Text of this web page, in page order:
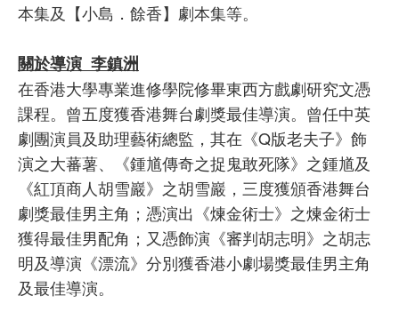
本集及【小島．餘香】劇本集等。
關於導演 李鎮洲
在香港大學專業進修學院修畢東西方戲劇研究文憑
課程。曾五度獲香港舞台劇獎最佳導演。曾任中英
劇團演員及助理藝術總監，其在《Q版老夫子》飾
演之大蕃薯、《鍾馗傳奇之捉鬼敢死隊》之鍾馗及
《紅頂商人胡雪巖》之胡雪巖，三度獲頒香港舞台
劇獎最佳男主角；憑演出《煉金術士》之煉金術士
獲得最佳男配角；又憑飾演《審判胡志明》之胡志
明及導演《漂流》分別獲香港小劇場獎最佳男主角
及最佳導演。